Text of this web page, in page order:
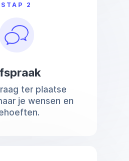
STAP 2
ter plaatse
je wensen en